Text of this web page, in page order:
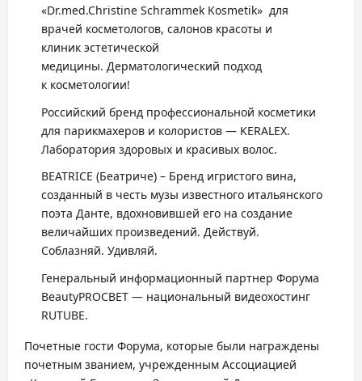
«Dr.med.Christine Schrammek Kosmetik» для
врачей косметологов, салонов красоты и
клиник эстетической
медицины. Дерматологический подход
к косметологии!
Российский бренд профессиональной косметики
для парикмахеров и колористов — KERALEX.
Лаборатория здоровых и красивых волос.
BEATRICE (Беатриче) – Бренд игристого вина,
созданный в честь музы известного итальянского
поэта Данте, вдохновившей его на создание
величайших произведений. Действуй.
Соблазняй. Удивляй.
Генеральный информационный партнер Форума
BeautyPROСВЕТ — национальный видеохостинг
RUTUBE.
Почетные гости Форума, которые были награждены
почетным званием, учрежденным Ассоциацией